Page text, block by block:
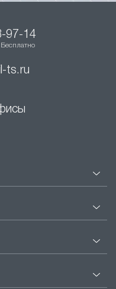
97-14
Бесплатно
ts.ru